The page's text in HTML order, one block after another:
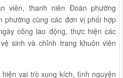
viên, thanh niên Đoàn phường
phường cùng các đơn vị phối hợp
công lao động, thực hiện các
sinh và chỉnh trang khuôn viên
vai trò xung kích, tình nguyện